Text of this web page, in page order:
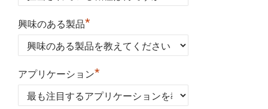
興味のある製品*
アプリケーション*